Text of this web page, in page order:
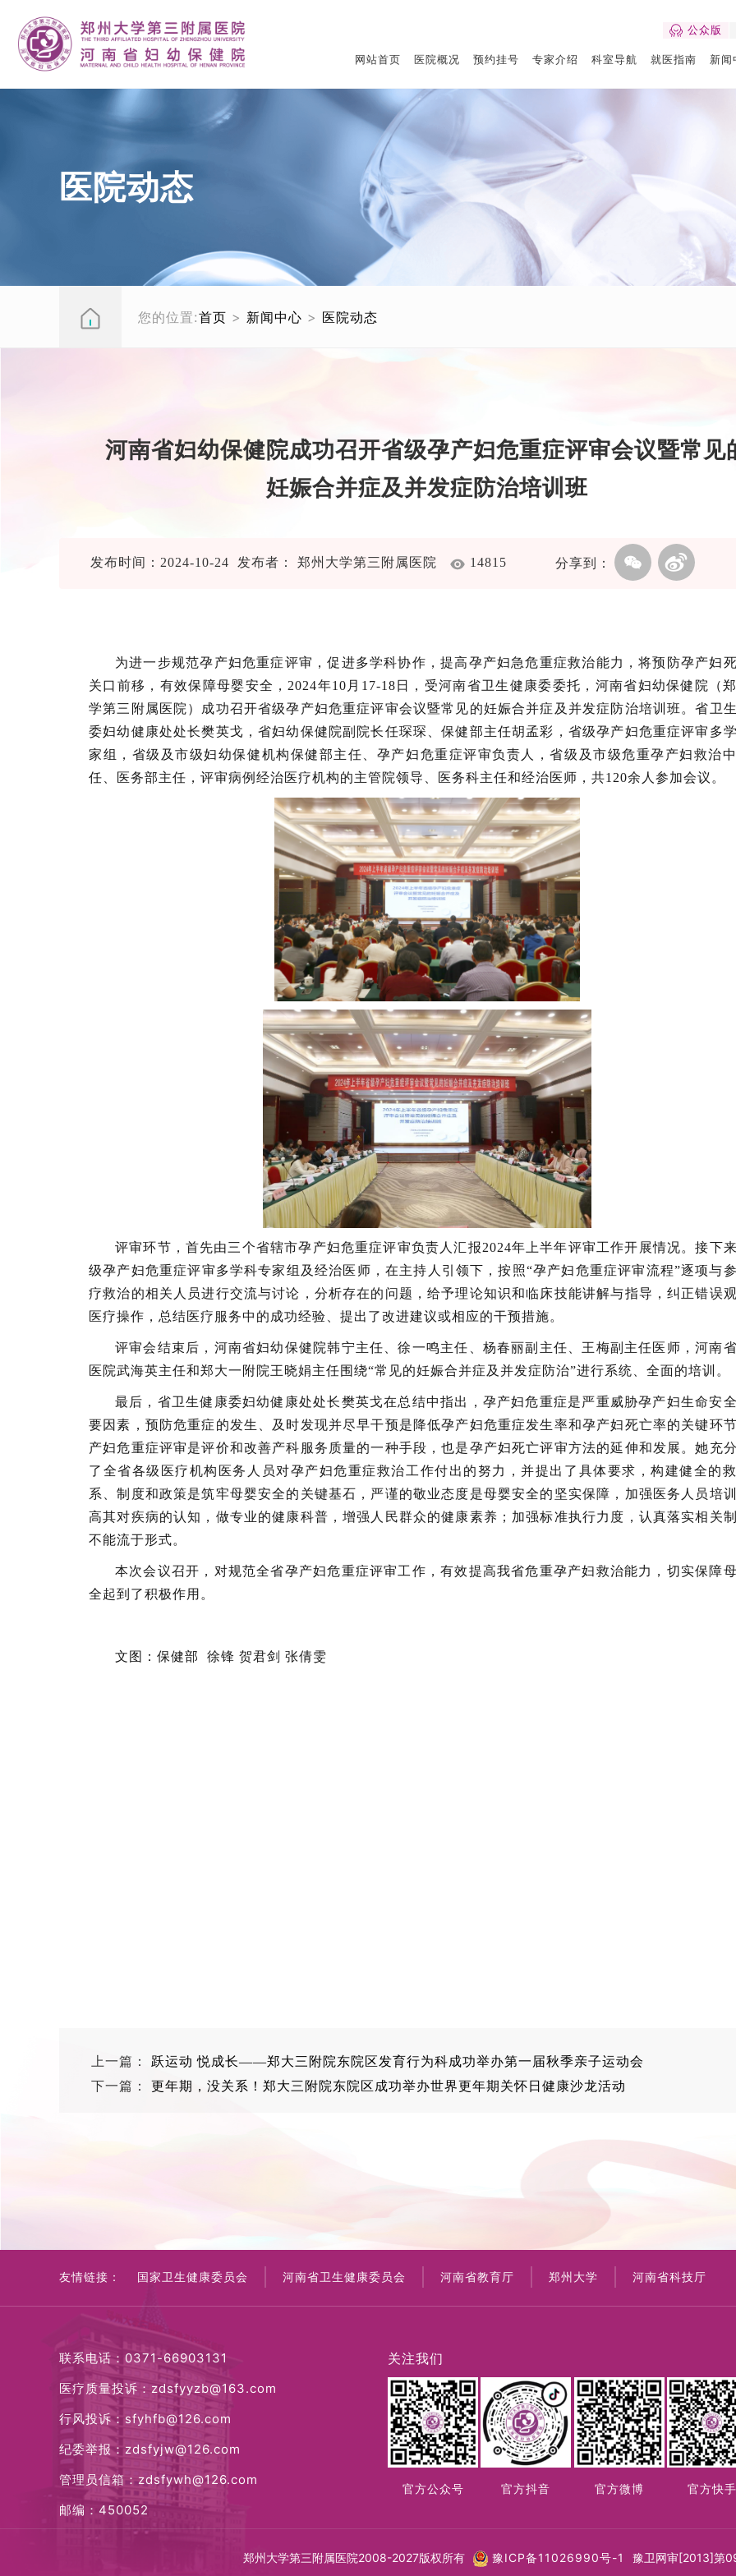
公众版
网站首页 医院概况 预约挂号 专家介绍 科室导航 就医指南 新闻
医院动态
您的位置:首页 > 新闻中心 > 医院动态
河南省妇幼保健院成功召开省级孕产妇危重症评审会议暨常见
妊娠合并症及并发症防治培训班
发布时间：2024-10-24 发布者： 郑州大学第三附属医院 14815 分享到：
为进一步规范孕产妇危重症评审，促进多学科协作，提高孕产妇急危重症救治能力，将预防孕产妇
关口前移，有效保障母婴安全，2024年10月17-18日，受河南省卫生健康委委托，河南省妇幼保健院（
学第三附属医院）成功召开省级孕产妇危重症评审会议暨常见的妊娠合并症及并发症防治培训班。省卫
委妇幼健康处处长樊英戈，省妇幼保健院副院长任琛琛、保健部主任胡孟彩，省级孕产妇危重症评审多
家组，省级及市级妇幼保健机构保健部主任、孕产妇危重症评审负责人，省级及市级危重孕产妇救治
任、医务部主任，评审病例经治医疗机构的主管院领导、医务科主任和经治医师，共120余人参加会议。
评审环节，首先由三个省辖市孕产妇危重症评审负责人汇报2024年上半年评审工作开展情况。接下
级孕产妇危重症评审多学科专家组及经治医师，在主持人引领下，按照“孕产妇危重症评审流程”逐项与
疗救治的相关人员进行交流与讨论，分析存在的问题，给予理论知识和临床技能讲解与指导，纠正错误
医疗操作，总结医疗服务中的成功经验、提出了改进建议或相应的干预措施。
评审会结束后，河南省妇幼保健院韩宁主任、徐一鸣主任、杨春丽副主任、王梅副主任医师，河南
医院武海英主任和郑大一附院王晓娟主任围绕“常见的妊娠合并症及并发症防治”进行系统、全面的培训。
最后，省卫生健康委妇幼健康处处长樊英戈在总结中指出，孕产妇危重症是严重威胁孕产妇生命安
要因素，预防危重症的发生、及时发现并尽早干预是降低孕产妇危重症发生率和孕产妇死亡率的关键环
产妇危重症评审是评价和改善产科服务质量的一种手段，也是孕产妇死亡评审方法的延伸和发展。她充
了全省各级医疗机构医务人员对孕产妇危重症救治工作付出的努力，并提出了具体要求，构建健全的
系、制度和政策是筑牢母婴安全的关键基石，严谨的敬业态度是母婴安全的坚实保障，加强医务人员培
高其对疾病的认知，做专业的健康科普，增强人民群众的健康素养；加强标准执行力度，认真落实相关制
不能流于形式。
本次会议召开，对规范全省孕产妇危重症评审工作，有效提高我省危重孕产妇救治能力，切实保障
全起到了积极作用。
文图：保健部 徐锋 贺君剑 张倩雯
上一篇： 跃运动 悦成长——郑大三附院东院区发育行为科成功举办第一届秋季亲子运动会
下一篇： 更年期，没关系！郑大三附院东院区成功举办世界更年期关怀日健康沙龙活动
友情链接： 国家卫生健康委员会 河南省卫生健康委员会 河南省教育厅 郑州大学 河南省科技厅
联系电话：0371-66903131
医疗质量投诉：zdsfyyzb@163.com
行风投诉：sfyhfb@126.com
纪委举报：zdsfyjw@126.com
管理员信箱：zdsfywh@126.com
邮编：450052
关注我们
官方公众号 官方抖音 官方微博 官方快手
郑州大学第三附属医院2008-2027版权所有 豫ICP备11026990号-1 豫卫网审[2013]第